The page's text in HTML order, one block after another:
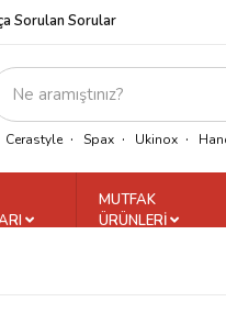
Sorulan Sorular
Cerastyle Spax Ukinox
MUTFAK
ÜRÜNLERİ